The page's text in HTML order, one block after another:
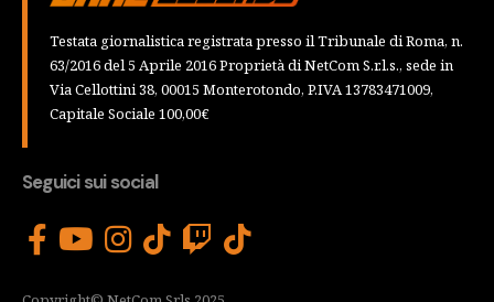
Testata giornalistica registrata presso il Tribunale di Roma, n.
63/2016 del 5 Aprile 2016 Proprietà di NetCom S.r.l.s., sede in
Via Cellottini 38, 00015 Monterotondo, P.IVA 13783471009,
Capitale Sociale 100,00€
Seguici sui social